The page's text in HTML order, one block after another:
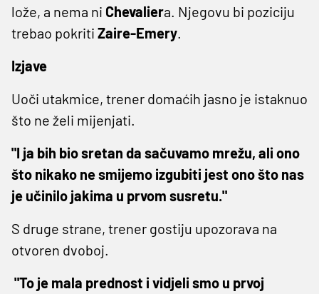
lože, a nema ni Chevaliera. Njegovu bi poziciju
trebao pokriti Zaire-Emery.
Izjave
Uoči utakmice, trener domaćih jasno je istaknuo
što ne želi mijenjati.
"I ja bih bio sretan da sačuvamo mrežu, ali ono
što nikako ne smijemo izgubiti jest ono što nas
je učinilo jakima u prvom susretu."
S druge strane, trener gostiju upozorava na
otvoren dvoboj.
"To je mala prednost i vidjeli smo u prvoj